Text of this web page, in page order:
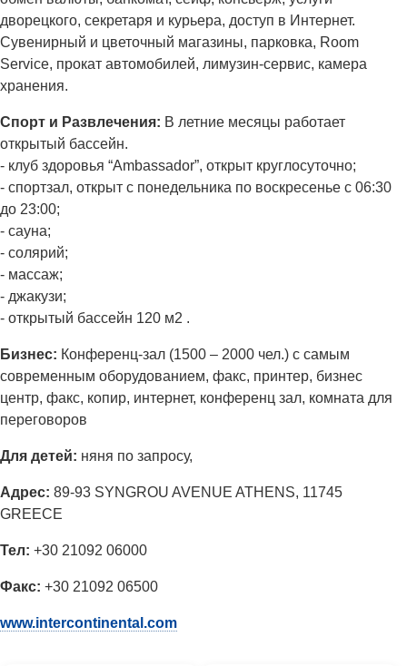
дворецкого, секретаря и курьера, доступ в Интернет.
Сувенирный и цветочный магазины, парковка, Room
Service, прокат автомобилей, лимузин-сервис, камера
хранения.
Спорт и Развлечения: В летние месяцы работает
открытый бассейн.
- клуб здоровья “Ambassador”, открыт круглосуточно;
- спортзал, открыт с понедельника по воскресенье с 06:30
до 23:00;
- сауна;
- солярий;
- массаж;
- джакузи;
- открытый бассейн 120 м2 .
Бизнес: Конференц-зал (1500 – 2000 чел.) с самым
современным оборудованием, факс, принтер, бизнес
центр, факс, копир, интернет, конференц зал, комната для
переговоров
Для детей: няня по запросу,
Адрес: 89-93 SYNGROU AVENUE ATHENS, 11745
GREECE
Тел: +30 21092 06000
Факс: +30 21092 06500
www.intercontinental.com